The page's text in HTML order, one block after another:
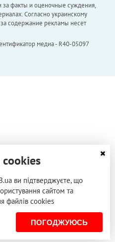
за факты и оценочные суждения,
Согласно украинскому
за содержание рекламы несет
медиа - R40-05097
ви підтверджуєте, що
сайтом та
файлів cookies
ПОГОДЖУЮСЬ